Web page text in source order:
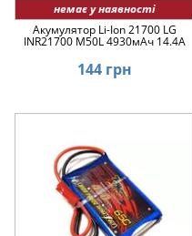
немає у наявності
Акумулятор Li-Ion 21700 LG
INR21700 M50L 4930мАч 14.4A
144 грн